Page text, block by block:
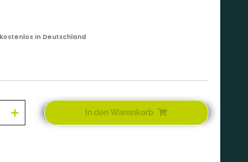
in Deutschland
In den Warenkorb